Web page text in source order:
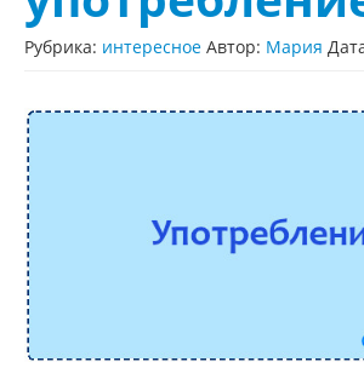
Рубрика: интересное Автор: Мария